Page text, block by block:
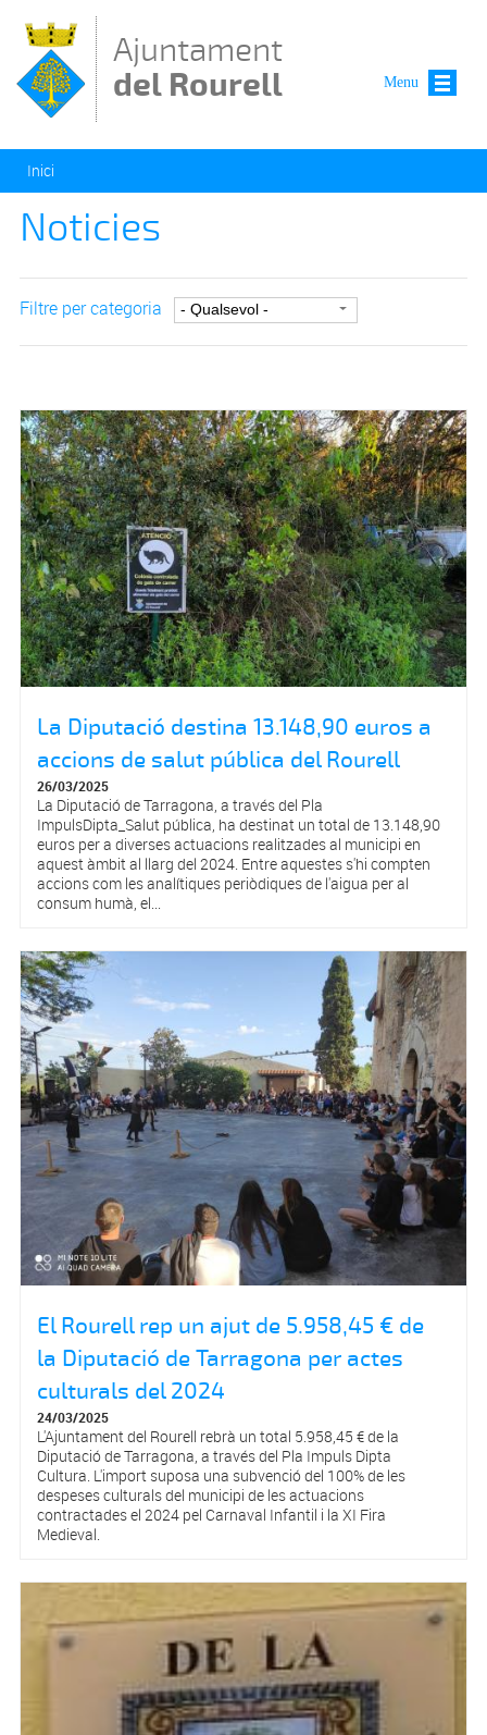
Ajuntament
del Rourell
Esteu aquí
Inici
Noticies
Filtre per categoria
La Diputació destina 13.148,90 euros a
accions de salut pública del Rourell
26/03/2025
La Diputació de Tarragona, a través del Pla
ImpulsDipta_Salut pública, ha destinat un total de 13.148,90
euros per a diverses actuacions realitzades al municipi en
aquest àmbit al llarg del 2024. Entre aquestes s'hi compten
accions com les analítiques periòdiques de l'aigua per al
consum humà, el...
El Rourell rep un ajut de 5.958,45 € de
la Diputació de Tarragona per actes
culturals del 2024
24/03/2025
L'Ajuntament del Rourell rebrà un total 5.958,45 € de la
Diputació de Tarragona, a través del Pla Impuls Dipta
Cultura. L'import suposa una subvenció del 100% de les
despeses culturals del municipi de les actuacions
contractades el 2024 pel Carnaval Infantil i la XI Fira
Medieval.
Menu